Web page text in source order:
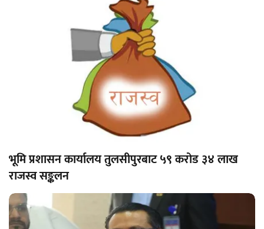
भूमि प्रशासन कार्यालय तुलसीपुरबाट ५९ करोड ३४ लाख
राजस्व सङ्कलन